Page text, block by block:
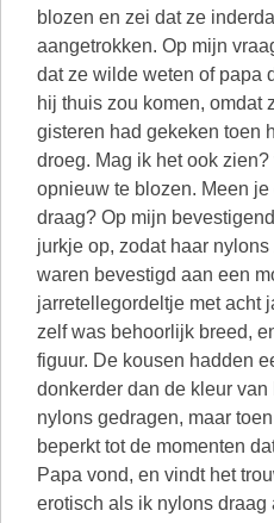
blozen en zei dat ze
aangetrokken. Op mijn
dat ze wilde weten of papa
hij thuis zou komen, omdat
gisteren had gekeken toen
droeg. Mag ik het ook
opnieuw te blozen. Meen
draag? Op mijn
jurkje op, zodat haar
waren bevestigd aan een
jarretellegordeltje met acht
zelf was behoorlijk breed,
figuur. De kousen hadden
donkerder dan de kleur
nylons gedragen, maar
beperkt tot de momenten
Papa vond, en vindt het
erotisch als ik nylons